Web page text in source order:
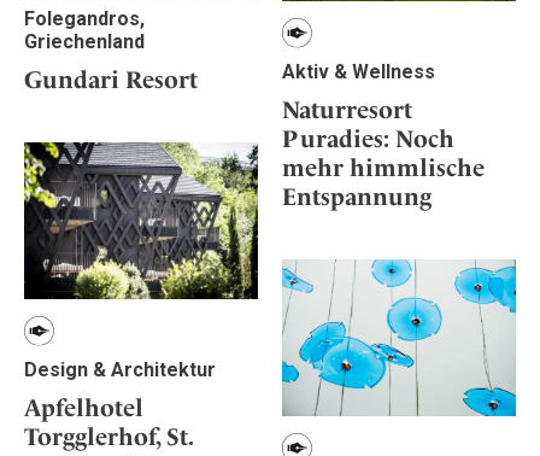
Folegandros,
Griechenland
Gundari Resort Aktiv & Wellness
Naturresort
Puradies: Noch
mehr himmlische
Entspannung
Design & Architektur
Apfelhotel
Torgglerhof, St.